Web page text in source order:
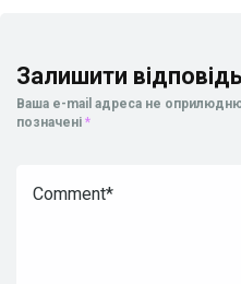
Залишити відповідь
Ваша e-mail адреса не
позначені *